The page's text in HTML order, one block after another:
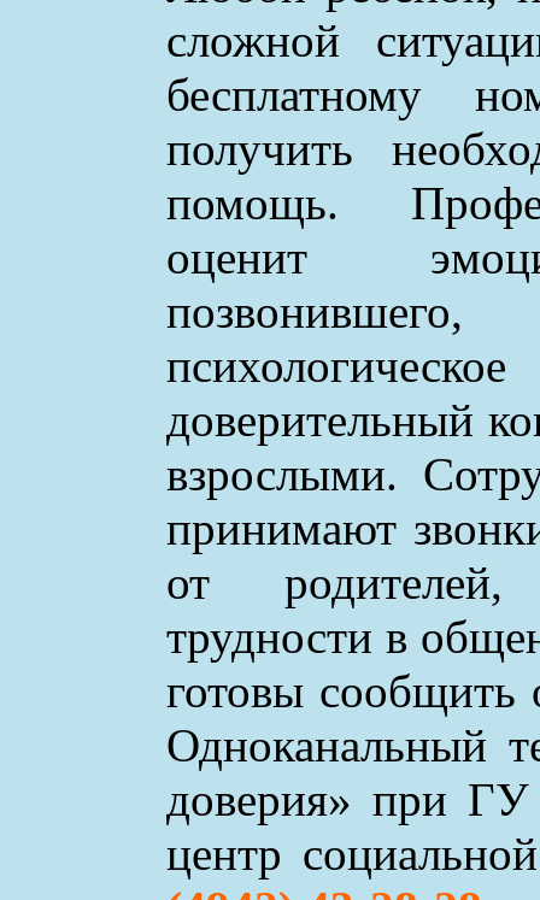
сложной
бесплатному
получить
помощь.
оценит
доверительный
взрослыми.
принимают
от
трудности в
готовы сообщить
Одноканальный
доверия» при ГУ
центр